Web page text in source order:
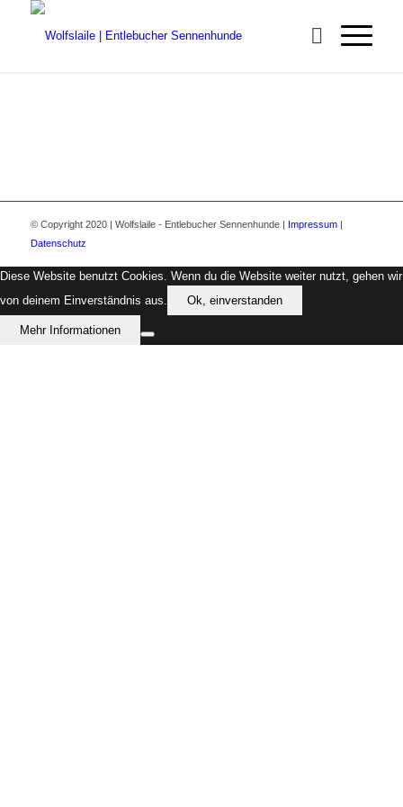
© Copyright 2020 | Wolfslaile - Entlebucher Sennenhunde | Impressum|
Datenschutz
Diese Website benutzt Cookies. Wenn du die Website weiter nutzt, gehen wir
von deinem Einverständnis aus.
Ok, einverstanden
Mehr Informationen